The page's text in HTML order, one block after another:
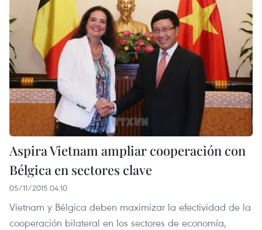
Aspira Vietnam ampliar cooperación con
Bélgica en sectores clave
05/11/2015 04:10
Vietnam y Bélgica deben maximizar la efectividad de la
cooperación bilateral en los sectores de economía,